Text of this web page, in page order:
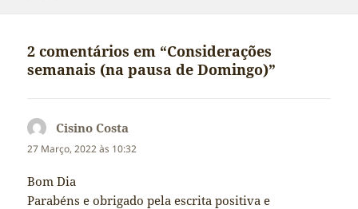
2 comentários em “Considerações
semanais (na pausa de Domingo)”
Cisino Costa
27 Março, 2022 às 10:32
Bom Dia
Parabéns e obrigado pela escrita positiva e